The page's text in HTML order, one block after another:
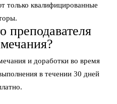
только квалифицированные
и доработки во время
в течении 30 дней